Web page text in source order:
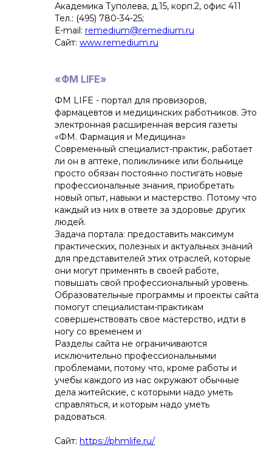
Академика Туполева, д.15, корп.2, офис 411
Тел.: (495) 780-34-25;
Е-mail: remedium@remedium.ru
Сайт: www.remedium.ru
«ФМ LIFE»
ФМ LIFE - портал для провизоров,
фармацевтов и медицинских работников. Это
электронная расширенная версия газеты
«ФМ. Фармация и Медицина»
Современный специалист-практик, работает
ли он в аптеке, поликлинике или больнице
просто обязан постоянно постигать новые
профессиональные знания, приобретать
новый опыт, навыки и мастерство. Потому что
каждый из них в ответе за здоровье других
людей.
Задача портала: предоставить максимум
практических, полезных и актуальных знаний
для представителей этих отраслей, которые
они могут применять в своей работе,
повышать свой профессиональный уровень.
Образовательные программы и проекты сайта
помогут специалистам-практикам
совершенствовать свое мастерство, идти в
ногу со временем и
Разделы сайта не ограничиваются
исключительно профессиональными
проблемами, потому что, кроме работы и
учебы каждого из нас окружают обычные
дела житейские, с которыми надо уметь
справляться, и которым надо уметь
радоваться.
Сайт: https://phmlife.ru/